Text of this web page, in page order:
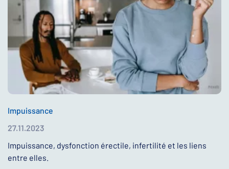
Impuissance
27.11.2023
Impuissance, dysfonction érectile, infertilité et les liens
entre elles.